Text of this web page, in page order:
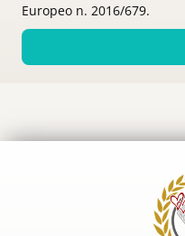
Europeo n. 2016/679.